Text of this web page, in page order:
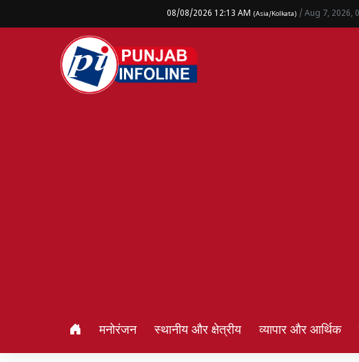
08/08/2026 12:13 AM (Asia/Kolkata) / Aug 7, 2026,
मनोरंजन स्थानीय और क्षेत्रीय व्यापार और आर्थिक